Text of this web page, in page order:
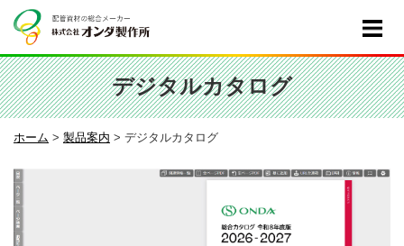
デジタルカタログ
ホーム > 製品案内 > デジタルカタログ